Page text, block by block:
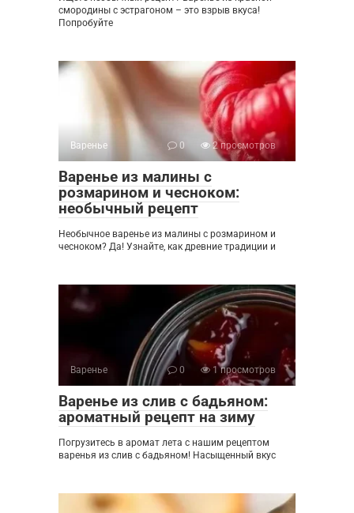
смородины с эстрагоном – это взрыв вкуса!
Попробуйте
Варенье 0 2 просмотров
Варенье из малины с
розмарином и чесноком:
необычный рецепт
Необычное варенье из малины с розмарином и
чесноком? Да! Узнайте, как древние традиции и
Варенье 0 1 просмотров
Варенье из слив с бадьяном:
ароматный рецепт на зиму
Погрузитесь в аромат лета с нашим рецептом
варенья из слив с бадьяном! Насыщенный вкус